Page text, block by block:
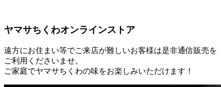
ヤマサちくわオンラインストア
遠方にお住まい等でご来店が難しいお客様は是非通信販売を
ご利用くださいませ。
ご家庭でヤマサちくわの味をお楽しみいただけます！